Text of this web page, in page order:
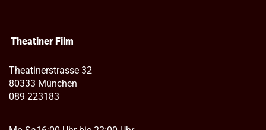
Theatiner Film
Theatinerstrasse 32
80333 München
089 223183